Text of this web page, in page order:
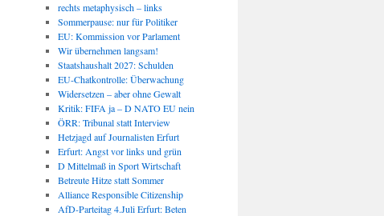
rechts metaphysisch – links
Sommerpause: nur für Politiker
EU: Kommission vor Parlament
Wir übernehmen langsam!
Staatshaushalt 2027: Schulden
EU-Chatkontrolle: Überwachung
Widersetzen – aber ohne Gewalt
Kritik: FIFA ja – D NATO EU nein
ÖRR: Tribunal statt Interview
Hetzjagd auf Journalisten Erfurt
Erfurt: Angst vor links und grün
D Mittelmaß in Sport Wirtschaft
Betreute Hitze statt Sommer
Alliance Responsible Citizenship
AfD-Parteitag 4.Juli Erfurt: Beten